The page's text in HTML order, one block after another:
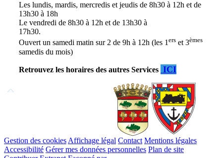
Les lundis, mardis, mercredis et jeudis de 8h30 à 12h et de
13h30 à 18h
Le vendredi de 8h30 à 12h et de 13h30 à
Ouvert un samedi matin sur 2 de 9h à 12h (les 1ers et 3èmes
samedis du mois)
Retrouvez les horaires des autres Services ICI
Gestion des cookies Affichage légal Contact Mentions légales
Accessibilité Gérer mes données personnelles Plan de site